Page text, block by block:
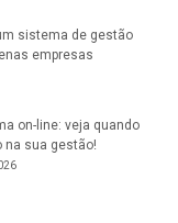
sistema de gestão
empresas
on-line: veja quando
na sua gestão!